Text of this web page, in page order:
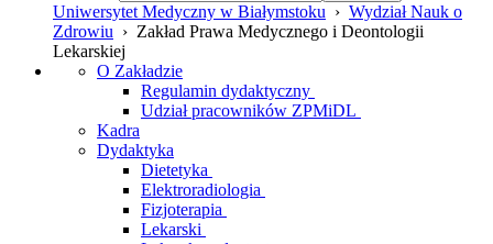
Uniwersytet Medyczny w Białymstoku › Wydział Nauk o
Zdrowiu › Zakład Prawa Medycznego i Deontologii
Lekarskiej
O Zakładzie
Regulamin dydaktyczny
Udział pracowników ZPMiDL
Kadra
Dydaktyka
Dietetyka
Elektroradiologia
Fizjoterapia
Lekarski